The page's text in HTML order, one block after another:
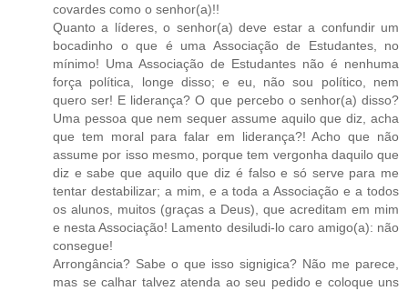
covardes como o senhor(a)!!
Quanto a líderes, o senhor(a) deve estar a confundir um
bocadinho o que é uma Associação de Estudantes, no
mínimo! Uma Associação de Estudantes não é nenhuma
força política, longe disso; e eu, não sou político, nem
quero ser! E liderança? O que percebo o senhor(a) disso?
Uma pessoa que nem sequer assume aquilo que diz, acha
que tem moral para falar em liderança?! Acho que não
assume por isso mesmo, porque tem vergonha daquilo que
diz e sabe que aquilo que diz é falso e só serve para me
tentar destabilizar; a mim, e a toda a Associação e a todos
os alunos, muitos (graças a Deus), que acreditam em mim
e nesta Associação! Lamento desiludi-lo caro amigo(a): não
consegue!
Arrongância? Sabe o que isso signigica? Não me parece,
mas se calhar talvez atenda ao seu pedido e coloque uns